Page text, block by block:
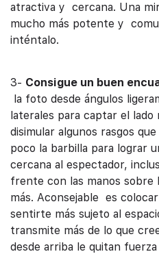
atractiva y cercana. Una
mucho más potente y
inténtalo.
3- Consigue un buen
la foto desde ángulos
laterales para captar el lado
disimular algunos rasgos
poco la barbilla para lograr
cercana al espectador,
frente con las manos sobre
más. Aconsejable es
sentirte más sujeto al
transmite más de lo que
desde arriba le quitan